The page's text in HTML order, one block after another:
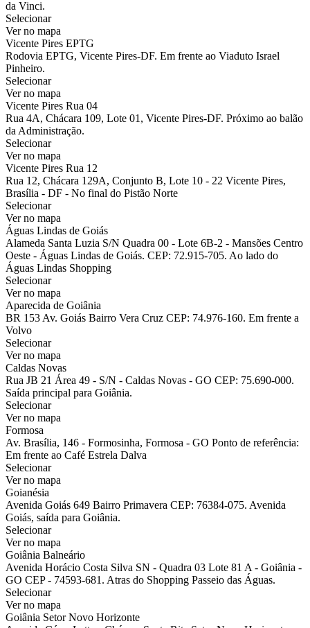
da Vinci.
Selecionar
Ver no mapa
Vicente Pires EPTG
Rodovia EPTG, Vicente Pires-DF. Em frente ao Viaduto Israel
Pinheiro.
Selecionar
Ver no mapa
Vicente Pires Rua 04
Rua 4A, Chácara 109, Lote 01, Vicente Pires-DF. Próximo ao balão
da Administração.
Selecionar
Ver no mapa
Vicente Pires Rua 12
Rua 12, Chácara 129A, Conjunto B, Lote 10 - 22 Vicente Pires,
Brasília - DF - No final do Pistão Norte
Selecionar
Ver no mapa
Águas Lindas de Goiás
Alameda Santa Luzia S/N Quadra 00 - Lote 6B-2 - Mansões Centro
Oeste - Águas Lindas de Goiás. CEP: 72.915-705. Ao lado do
Águas Lindas Shopping
Selecionar
Ver no mapa
Aparecida de Goiânia
BR 153 Av. Goiás Bairro Vera Cruz CEP: 74.976-160. Em frente a
Volvo
Selecionar
Ver no mapa
Caldas Novas
Rua JB 21 Área 49 - S/N - Caldas Novas - GO CEP: 75.690-000.
Saída principal para Goiânia.
Selecionar
Ver no mapa
Formosa
Av. Brasília, 146 - Formosinha, Formosa - GO Ponto de referência:
Em frente ao Café Estrela Dalva
Selecionar
Ver no mapa
Goianésia
Avenida Goiás 649 Bairro Primavera CEP: 76384-075. Avenida
Goiás, saída para Goiânia.
Selecionar
Ver no mapa
Goiânia Balneário
Avenida Horácio Costa Silva SN - Quadra 03 Lote 81 A - Goiânia -
GO CEP - 74593-681. Atras do Shopping Passeio das Águas.
Selecionar
Ver no mapa
Goiânia Setor Novo Horizonte